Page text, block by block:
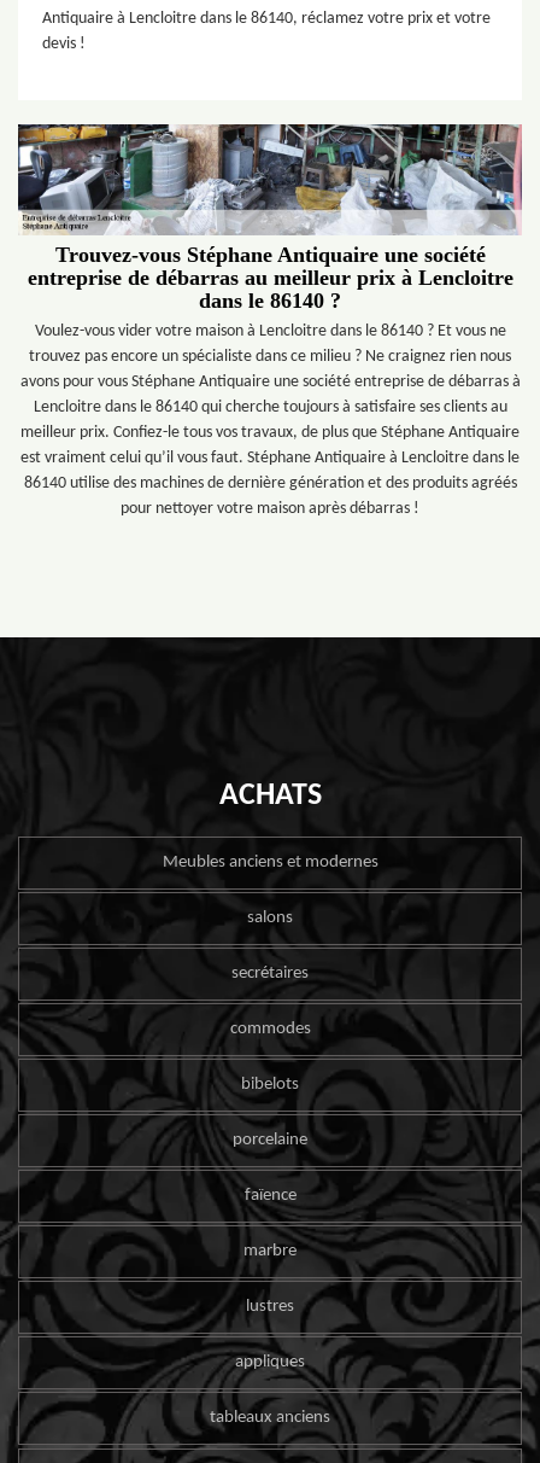
Antiquaire à Lencloitre dans le 86140, réclamez votre prix et votre
devis !
Trouvez-vous Stéphane Antiquaire une société
entreprise de débarras au meilleur prix à Lencloitre
dans le 86140 ?
Voulez-vous vider votre maison à Lencloitre dans le 86140 ? Et vous ne
trouvez pas encore un spécialiste dans ce milieu ? Ne craignez rien nous
avons pour vous Stéphane Antiquaire une société entreprise de débarras à
Lencloitre dans le 86140 qui cherche toujours à satisfaire ses clients au
meilleur prix. Confiez-le tous vos travaux, de plus que Stéphane Antiquaire
est vraiment celui qu’il vous faut. Stéphane Antiquaire à Lencloitre dans le
86140 utilise des machines de dernière génération et des produits agréés
pour nettoyer votre maison après débarras !
ACHATS
Meubles anciens et modernes
salons
secrétaires
commodes
bibelots
porcelaine
faïence
marbre
lustres
appliques
tableaux anciens